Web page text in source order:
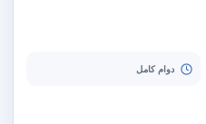
دوام كامل